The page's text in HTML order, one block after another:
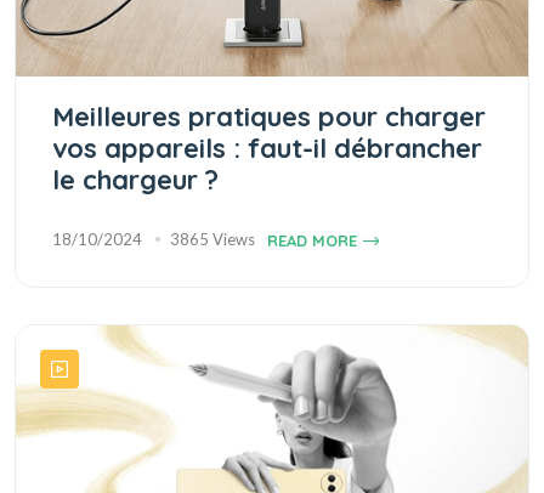
Meilleures pratiques pour charger
vos appareils : faut-il débrancher
le chargeur ?
18/10/2024 3865 Views READ MORE